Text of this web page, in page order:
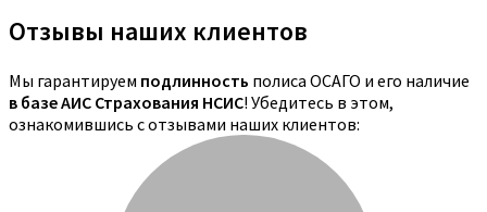
Отзывы наших клиентов
Мы гарантируем подлинность полиса ОСАГО и его наличие
в базе АИС Страхования НСИС! Убедитесь в этом,
ознакомившись с отзывами наших клиентов: